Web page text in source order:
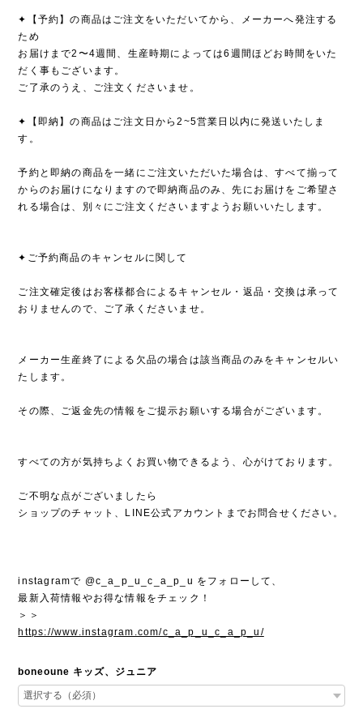
✦【予約】の商品はご注文をいただいてから、メーカーへ発注する
ため
お届けまで2〜4週間、生産時期によっては6週間ほどお時間をいた
だく事もございます。
ご了承のうえ、ご注文くださいませ。
✦【即納】の商品はご注文日から2~5営業日以内に発送いたしま
す。
予約と即納の商品を一緒にご注文いただいた場合は、すべて揃って
からのお届けになりますので即納商品のみ、先にお届けをご希望さ
れる場合は、別々にご注文くださいますようお願いいたします。
✦ご予約商品のキャンセルに関して
ご注文確定後はお客様都合によるキャンセル・返品・交換は承って
おりませんので、ご了承くださいませ。
メーカー生産終了による欠品の場合は該当商品のみをキャンセルい
たします。
その際、ご返金先の情報をご提示お願いする場合がございます。
すべての方が気持ちよくお買い物できるよう、心がけております。
ご不明な点がございましたら
ショップのチャット、LINE公式アカウントまでお問合せください。
instagramで @c_a_p_u_c_a_p_u をフォローして、
最新入荷情報やお得な情報をチェック！
＞＞
https://www.instagram.com/c_a_p_u_c_a_p_u/
boneoune キッズ、ジュニア